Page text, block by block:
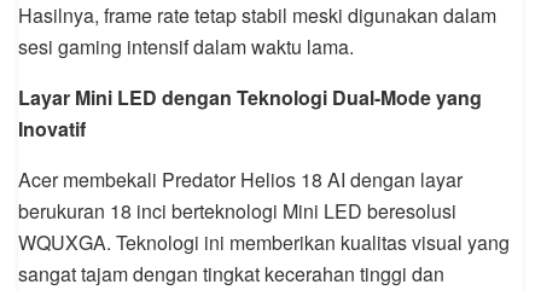
Hasilnya, frame rate tetap stabil meski digunakan dalam
sesi gaming intensif dalam waktu lama.
Layar Mini LED dengan Teknologi Dual-Mode yang
Inovatif
Acer membekali Predator Helios 18 AI dengan layar
berukuran 18 inci berteknologi Mini LED beresolusi
WQUXGA. Teknologi ini memberikan kualitas visual yang
sangat tajam dengan tingkat kecerahan tinggi dan